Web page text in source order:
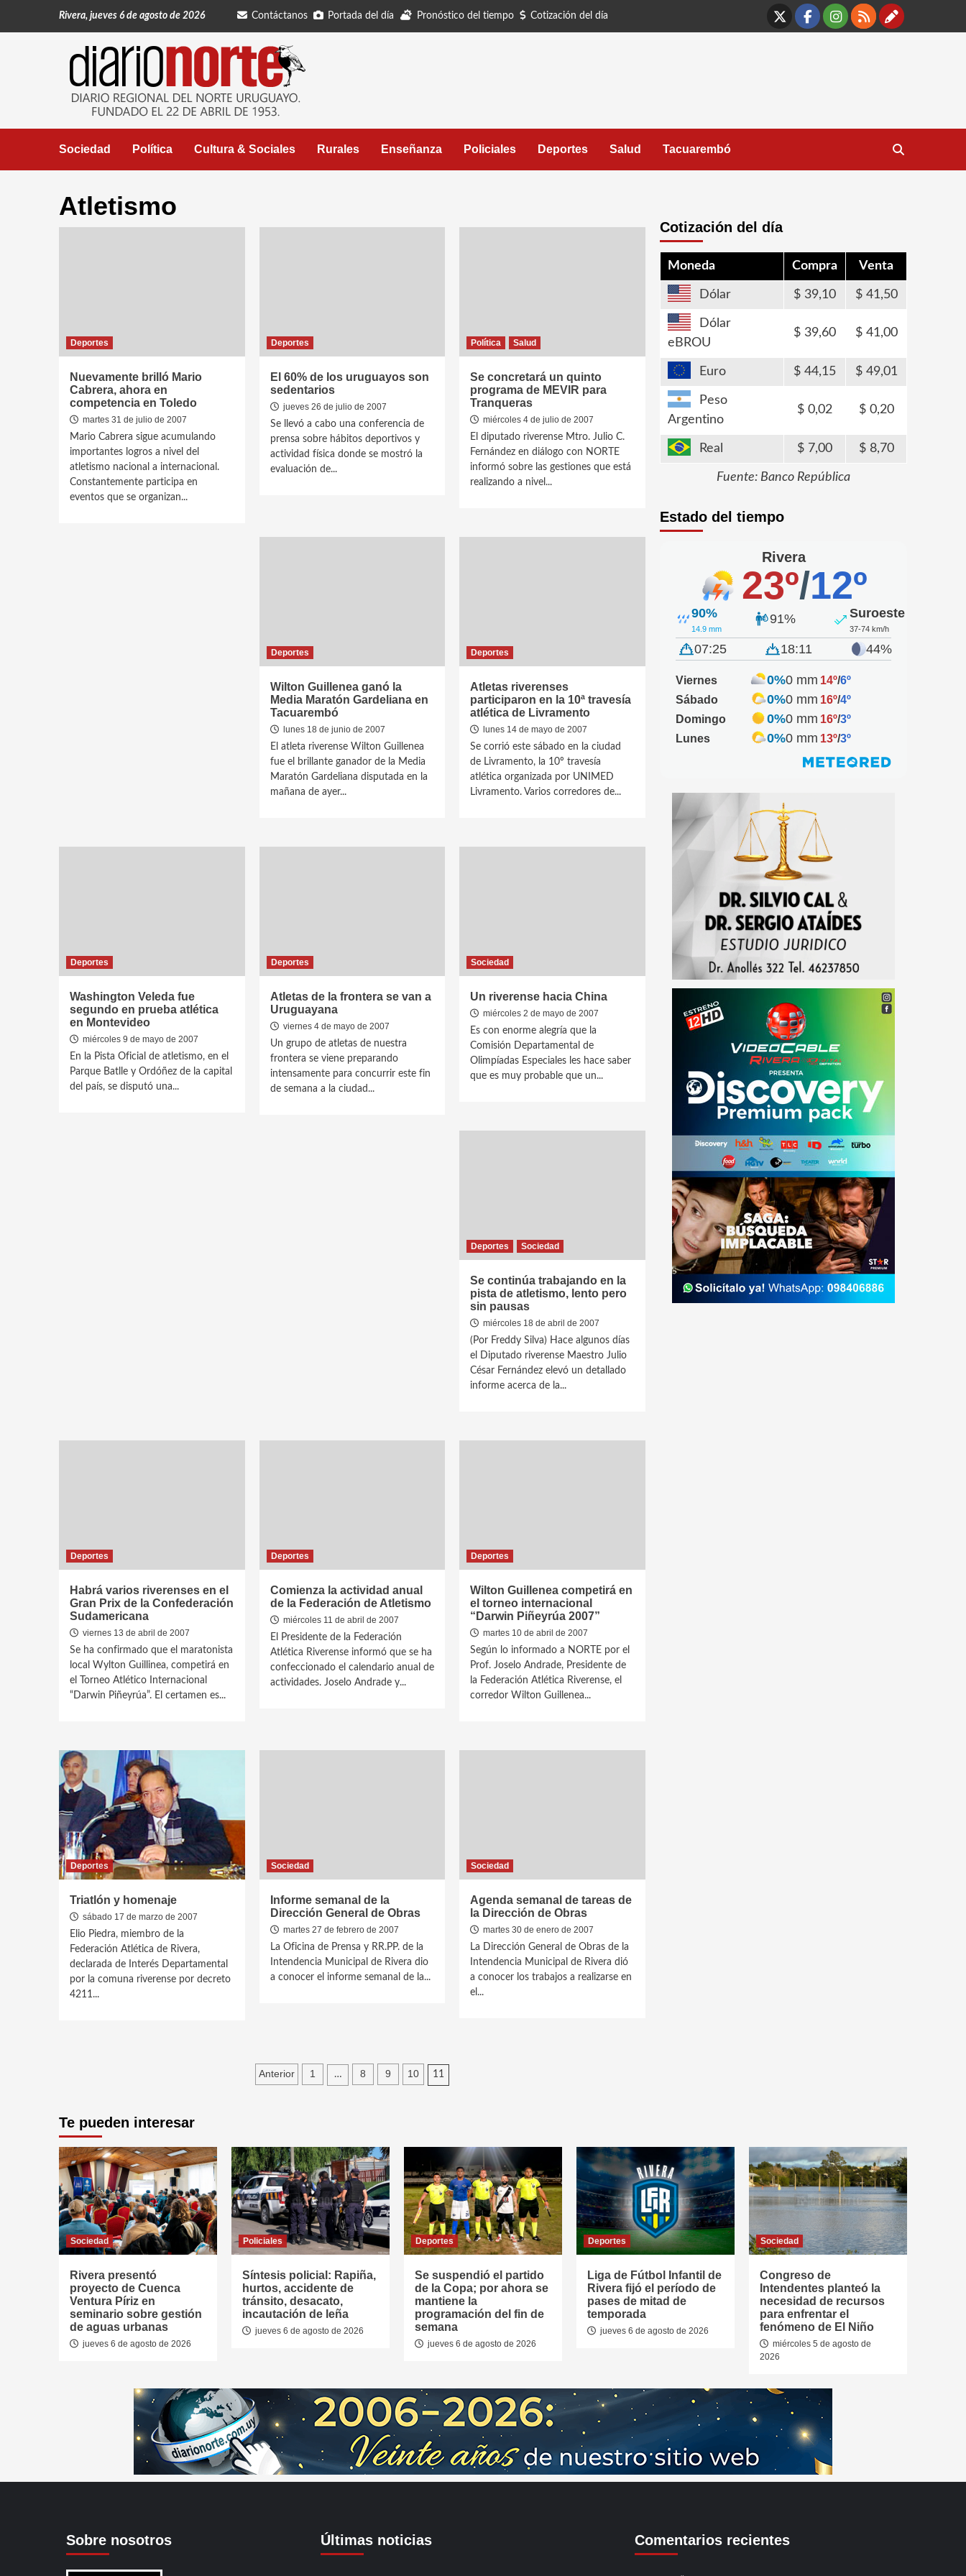
Rivera, jueves 6 de agosto de 2026 Contáctanos Portada del día Pronóstico del tiempo Cotización del día
X Facebook
Instagram
RSS
Sociedad Política Cultura & Sociales Rurales Enseñanza Policiales Deportes Salud Tacuarembó
Atletismo
Deportes
Nuevamente brilló Mario
Cabrera, ahora en
competencia en Toledo
martes 31 de julio de 2007
Mario Cabrera sigue acumulando
importantes logros a nivel del
atletismo nacional a internacional.
Constantemente participa en
eventos que se organizan...
Deportes
El 60% de los uruguayos son
sedentarios
jueves 26 de julio de 2007
Se llevó a cabo una conferencia de
prensa sobre hábitos deportivos y
actividad física donde se mostró la
evaluación de...
Política Salud
Se concretará un quinto
programa de MEVIR para
Tranqueras
miércoles 4 de julio de 2007
El diputado riverense Mtro. Julio C.
Fernández en diálogo con NORTE
informó sobre las gestiones que está
realizando a nivel...
Deportes
Wilton Guillenea ganó la
Media Maratón Gardeliana en
Tacuarembó
lunes 18 de junio de 2007
El atleta riverense Wilton Guillenea
fue el brillante ganador de la Media
Maratón Gardeliana disputada en la
mañana de ayer...
Deportes
Atletas riverenses
participaron en la 10ª travesía
atlética de Livramento
lunes 14 de mayo de 2007
Se corrió este sábado en la ciudad
de Livramento, la 10º travesía
atlética organizada por UNIMED
Livramento. Varios corredores de...
Deportes
Washington Veleda fue
segundo en prueba atlética
en Montevideo
miércoles 9 de mayo de 2007
En la Pista Oficial de atletismo, en el
Parque Batlle y Ordóñez de la capital
del país, se disputó una...
Deportes
Atletas de la frontera se van a
Uruguayana
viernes 4 de mayo de 2007
Un grupo de atletas de nuestra
frontera se viene preparando
intensamente para concurrir este fin
de semana a la ciudad...
Sociedad
Un riverense hacia China
miércoles 2 de mayo de 2007
Es con enorme alegría que la
Comisión Departamental de
Olimpíadas Especiales les hace saber
que es muy probable que un...
Deportes Sociedad
Se continúa trabajando en la
pista de atletismo, lento pero
sin pausas
miércoles 18 de abril de 2007
(Por Freddy Silva) Hace algunos días
el Diputado riverense Maestro Julio
César Fernández elevó un detallado
informe acerca de la...
Deportes
Habrá varios riverenses en el
Gran Prix de la Confederación
Sudamericana
viernes 13 de abril de 2007
Se ha confirmado que el maratonista
local Wylton Guillinea, competirá en
el Torneo Atlético Internacional
“Darwin Piñeyrúa”. El certamen es...
Deportes
Comienza la actividad anual
de la Federación de Atletismo
miércoles 11 de abril de 2007
El Presidente de la Federación
Atlética Riverense informó que se ha
confeccionado el calendario anual de
actividades. Joselo Andrade y...
Deportes
Wilton Guillenea competirá en
el torneo internacional
“Darwin Piñeyrúa 2007”
martes 10 de abril de 2007
Según lo informado a NORTE por el
Prof. Joselo Andrade, Presidente de
la Federación Atlética Riverense, el
corredor Wilton Guillenea...
Deportes
Triatlón y homenaje
sábado 17 de marzo de 2007
Elio Piedra, miembro de la
Federación Atlética de Rivera,
declarada de Interés Departamental
por la comuna riverense por decreto
4211...
Sociedad
Informe semanal de la
Dirección General de Obras
martes 27 de febrero de 2007
La Oficina de Prensa y RR.PP. de la
Intendencia Municipal de Rivera dio
a conocer el informe semanal de la...
Sociedad
Agenda semanal de tareas de
la Dirección de Obras
martes 30 de enero de 2007
La Dirección General de Obras de la
Intendencia Municipal de Rivera dió
a conocer los trabajos a realizarse en
el...
Paginación
Anterior 1 … 8 9 10 11
Cotización del día
Moneda Compra Venta
Dólar 39,10 41,50
Dólar
eBROU
39,60 41,00
Euro 44,15 49,01
Peso
Argentino
0,02 0,20
Real 7,00 8,70
Fuente: Banco República
Estado del tiempo
Rivera
23º/12º
90%
14.9 mm
91% Suroeste
37-74 km/h
07:25 18:11 44%
Viernes 0%0 mm 14º/6º
Sábado
0%0 mm 16º/4º
Domingo
0%0 mm 16º/3º
Lunes
0%0 mm 13º/3º
Te pueden interesar
Sociedad
Rivera presentó
proyecto de Cuenca
Ventura Píriz en
seminario sobre gestión
de aguas urbanas
jueves 6 de agosto de 2026
Policiales
Síntesis policial: Rapiña,
hurtos, accidente de
tránsito, desacato,
incautación de leña
jueves 6 de agosto de 2026
Deportes
Se suspendió el partido
de la Copa; por ahora se
mantiene la
programación del fin de
semana
jueves 6 de agosto de 2026
Deportes
Liga de Fútbol Infantil de
Rivera fijó el período de
pases de mitad de
temporada
jueves 6 de agosto de 2026
Sociedad
Congreso de
Intendentes planteó la
necesidad de recursos
para enfrentar el
fenómeno de El Niño
miércoles 5 de agosto de
2026
Sobre nosotros Últimas noticias Comentarios recientes